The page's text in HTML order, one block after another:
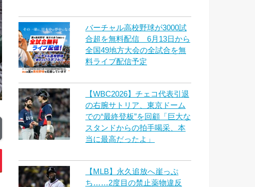
バーチャル高校野球が3000試
合超を無料配信 6月13日から
全国49地方大会の全試合を無
料ライブ配信予定
【WBC2026】チェコ代表引退
の右腕サトリア、東京ドーム
での“最終登板”を回顧「巨大な
スタンドからの拍手喝采、本
当に最高だったよ」
【MLB】永久追放へ崖っぷ
ち……2度目の禁止薬物違反